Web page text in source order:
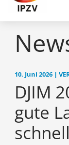
10. Juni 2026 |
DJIM
gute